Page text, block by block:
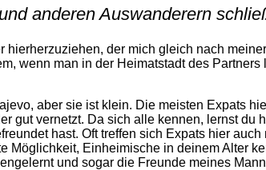
anderen Auswanderern
hierherzuziehen, der mich gleich nach
wenn man in der Heimatstadt des
aber sie ist klein. Die meisten Expats
gut vernetzt. Da sich alle kennen, lernst du
hast. Oft treffen sich Expats hier
Möglichkeit, Einheimische in deinem Alter
und sogar die Freunde meines